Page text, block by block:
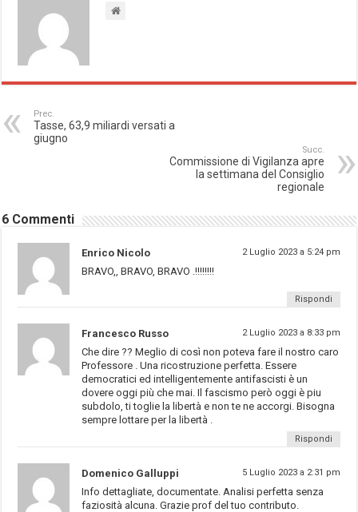
Prec.
Tasse, 63,9 miliardi versati a
giugno
Succ.
Commissione di Vigilanza apre
la settimana del Consiglio
regionale
6 Commenti
Enrico Nicolo 2 Luglio 2023 a 5:24 pm
BRAVO,, BRAVO, BRAVO .!!!!!!!!
Rispondi
Francesco Russo 2 Luglio 2023 a 8:33 pm
Che dire ?? Meglio di così non poteva fare il nostro caro
Professore . Una ricostruzione perfetta. Essere
democratici ed intelligentemente antifascisti è un
dovere oggi più che mai. Il fascismo però oggi è piu
subdolo, ti toglie la libertà e non te ne accorgi. Bisogna
sempre lottare per la libertà .
Rispondi
Domenico Galluppi 5 Luglio 2023 a 2:31 pm
Info dettagliate, documentate. Analisi perfetta senza
faziosità alcuna. Grazie prof del tuo contributo.